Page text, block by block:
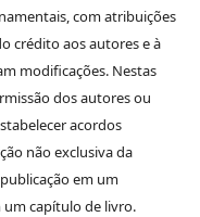
com atribuições
crédito aos autores e à
modificações. Nestas
dos autores ou
acordos
não exclusiva da
em um
capítulo de livro.